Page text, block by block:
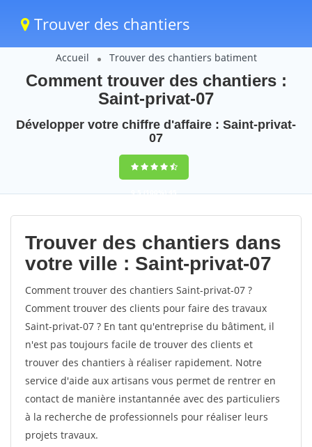
Trouver des chantiers
Accueil Trouver des chantiers batiment
Comment trouver des chantiers :
Saint-privat-07
Développer votre chiffre d'affaire : Saint-privat-
07
9,5(100%)45
votes
Trouver des chantiers dans
votre ville : Saint-privat-07
Comment trouver des chantiers Saint-privat-07 ?
Comment trouver des clients pour faire des travaux
Saint-privat-07 ? En tant qu'entreprise du bâtiment, il
n'est pas toujours facile de trouver des clients et
trouver des chantiers à réaliser rapidement. Notre
service d'aide aux artisans vous permet de rentrer en
contact de manière instantannée avec des particuliers
à la recherche de professionnels pour réaliser leurs
projets travaux.